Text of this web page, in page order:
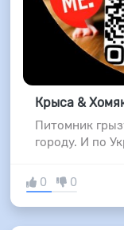
Крыса &
Питомник
городу. И по
0 0